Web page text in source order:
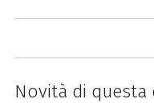
Novità di questa